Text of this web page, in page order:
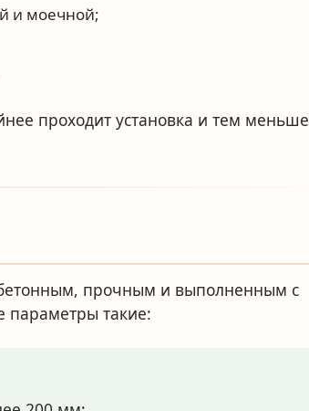
и моечной;
проходит установка и тем меньше
прочным и выполненным с
параметры такие: